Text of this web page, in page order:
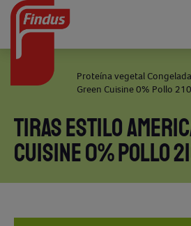
TIRAS ESTILO
CUISINE 0% POLLO
Proteína vegetal Congelada
Green Cuisine 0% Pollo